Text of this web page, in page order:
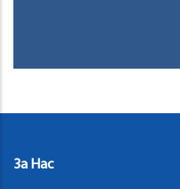
За Нас